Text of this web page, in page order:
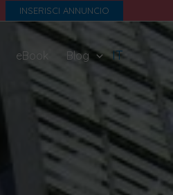
INSERISCI ANNUNCIO
eBook Blog IT